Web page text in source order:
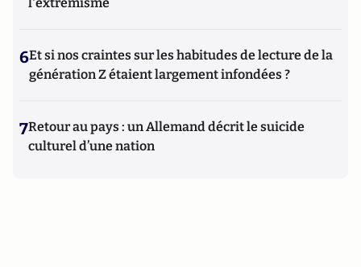
6Et si nos craintes sur les habitudes de lecture de la
génération Z étaient largement infondées ?
7Retour au pays : un Allemand décrit le suicide
culturel d’une nation